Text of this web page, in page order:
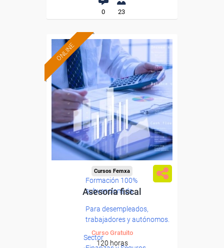
0 23
ONLINE
Formación 100%
subvencionada.
Para desempleados,
trabajadores y autónomos.
Sector
Cursos Femxa
Asesoría fiscal
Curso Gratuito
120 horas